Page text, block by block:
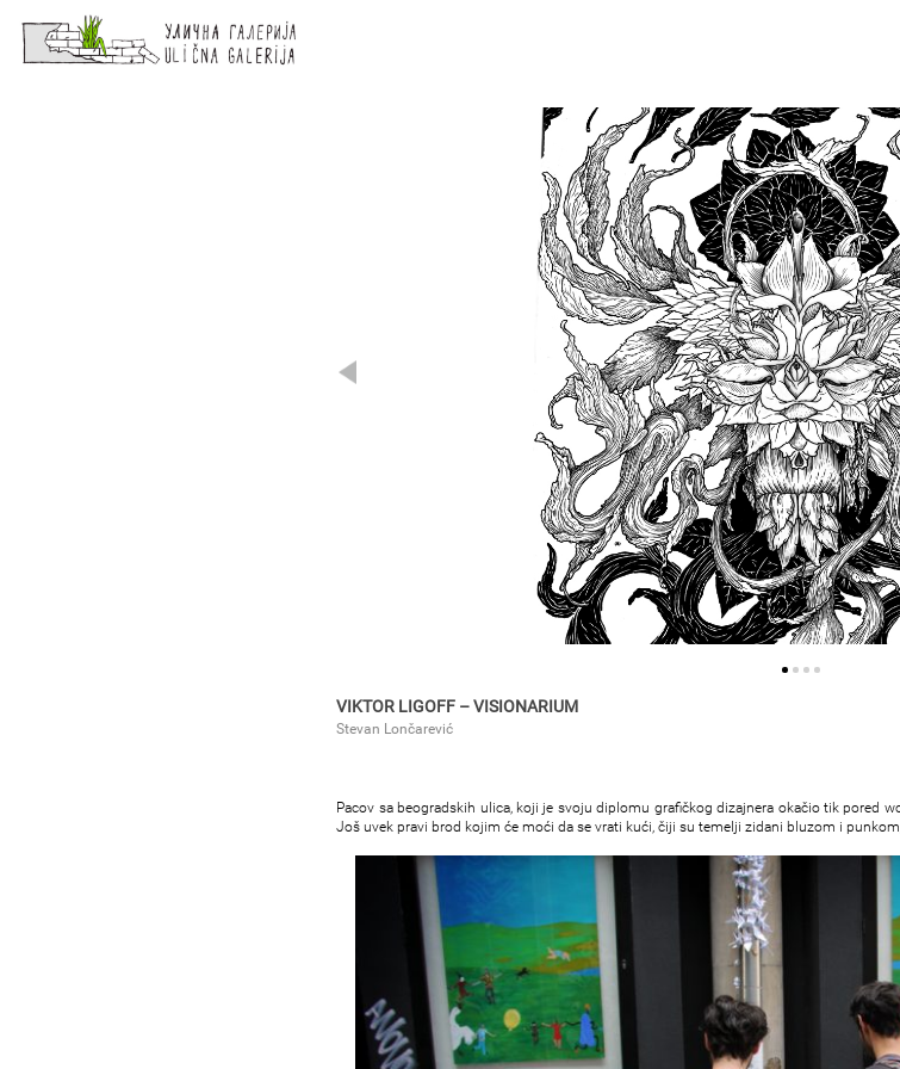
VIKTOR LIGOFF – VISIONARIUM
Stevan Lončarević
Pacov sa beogradskih ulica, koji je svoju diplomu grafičkog dizajnera okačio tik pored
Još uvek pravi brod kojim će moći da se vrati kući, čiji su temelji zidani bluzom i